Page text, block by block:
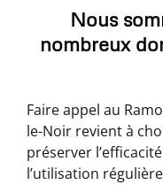
Nous
nombreux
Faire appel au
le-Noir revient à
préserver
l’utilisation